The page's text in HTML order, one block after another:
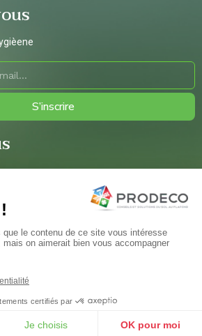
S’inscrire
– Réalisation et hébergement par
cookies
Politique de confidentialité